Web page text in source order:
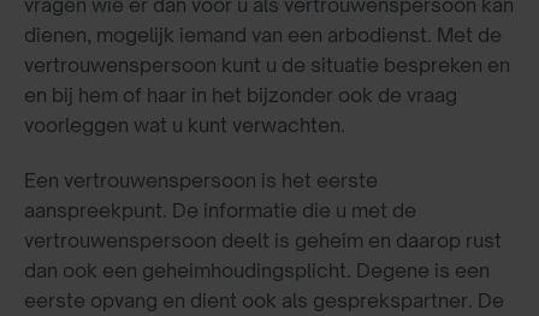
vragen wie er dan voor u als vertrouwenspersoon kan
dienen, mogelijk iemand van een arbodienst. Met de
vertrouwenspersoon kunt u de situatie bespreken en
en bij hem of haar in het bijzonder ook de vraag
voorleggen wat u kunt verwachten.
Een vertrouwenspersoon is het eerste
aanspreekpunt. De informatie die u met de
vertrouwenspersoon deelt is geheim en daarop rust
dan ook een geheimhoudingsplicht. Degene is een
eerste opvang en dient ook als gesprekspartner. De